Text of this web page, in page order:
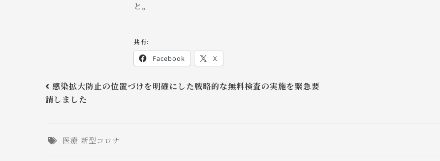
と。
共有:
Facebook X
感染拡大防止の位置づけを明確にした戦略的な無料検査の実施を緊急要
請しました
医療 新型コロナ